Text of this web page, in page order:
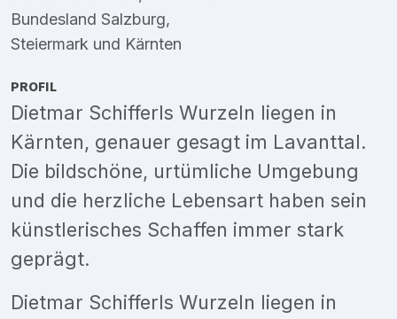
Bundesland Salzburg,
Steiermark und Kärnten
PROFIL
Dietmar Schifferls Wurzeln liegen in
Kärnten, genauer gesagt im Lavanttal.
Die bildschöne, urtümliche Umgebung
und die herzliche Lebensart haben sein
künstlerisches Schaffen immer stark
geprägt.
Dietmar Schifferls Wurzeln liegen in